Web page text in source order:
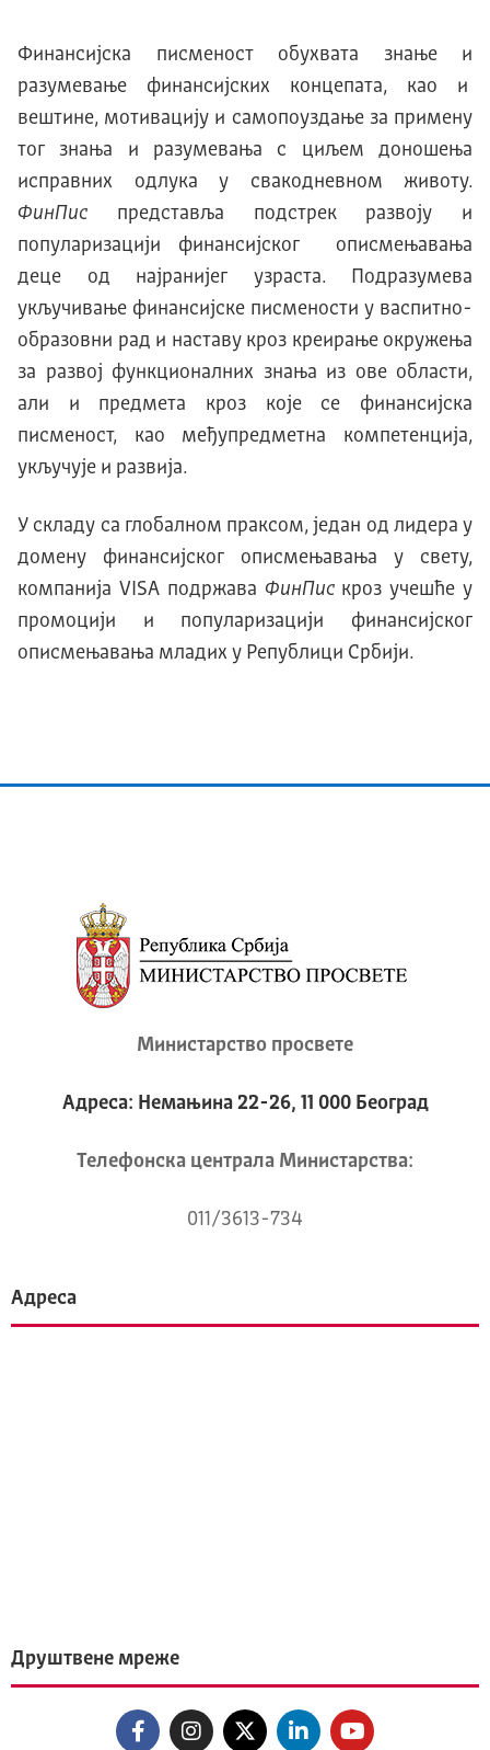
Финансијска писменост обухвата знање и
разумевање финансијских концепата, као и
вештине, мотивацију и самопоуздање за примену
тог знања и разумевања с циљем доношења
исправних одлука у свакодневном животу.
ФинПис представља подстрек развоју и
популаризацији финансијског описмењавања
деце од најранијег узраста. Подразумева
укључивање финансијске писмености у васпитно-
образовни рад и наставу кроз креирање окружења
за развој функционалних знања из ове области,
али и предмета кроз које се финансијска
писменост, као међупредметна компетенција,
укључује и развија.
У складу са глобалном праксом, један од лидера у
домену финансијског описмењавања у свету,
компанија VISA подржава ФинПискроз учешће у
промоцији и популаризацији финансијског
описмењавања младих у Републици Србији.
Министарство просвете
Адреса: Немањина 22-26, 11 000 Београд
Телeфонска централа Mинистарства:
011/3613-734
Адреса
Друштвене мреже